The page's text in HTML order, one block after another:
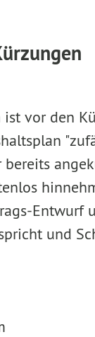
vor den
Entwurf
und